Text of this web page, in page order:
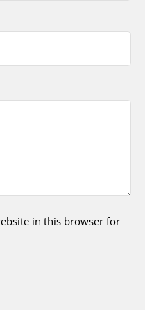
in this browser for